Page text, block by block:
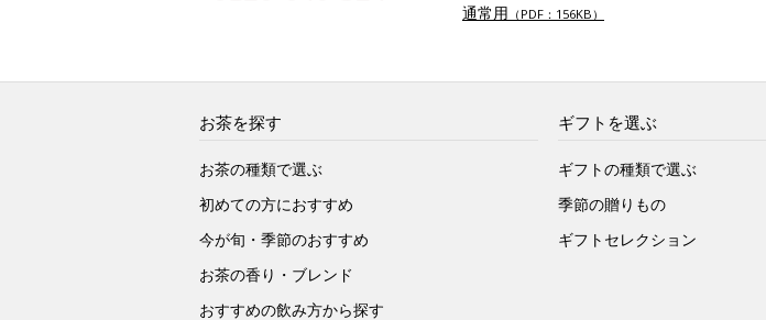
通常用 （PDF：156KB）
お茶を探す
お茶の種類で選ぶ
初めての方におすすめ
今が旬・季節のおすすめ
お茶の香り・ブレンド
おすすめの飲み方から探す
ギフトを選ぶ
ギフトの種類で選ぶ
季節の贈りもの
ギフトセレクション